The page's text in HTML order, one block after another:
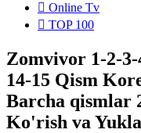
Online Tv
TOP 100
Zomvivor 1-2-3-
14-15 Qism
Barcha qismlar
Ko'rish va